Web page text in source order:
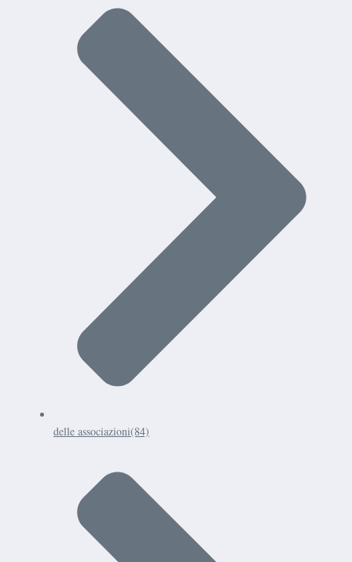
delle associazioni(84)